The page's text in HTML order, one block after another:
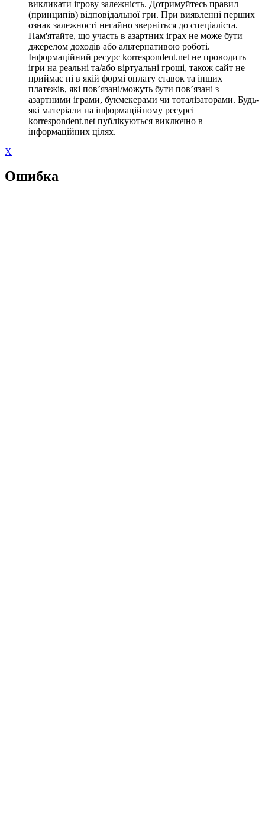
викликати ігрову залежність. Дотримуйтесь правил
(принципів) відповідальної гри. При виявленні перших
ознак залежності негайно зверніться до спеціаліста.
Пам'ятайте, що участь в азартних іграх не може бути
джерелом доходів або альтернативою роботі.
Інформаційний ресурс korrespondent.net не проводить
ігри на реальні та/або віртуальні гроші, також сайт не
приймає ні в якій формі оплату ставок та інших
платежів, які пов’язані/можуть бути пов’язані з
азартними іграми, букмекерами чи тоталізаторами. Будь-
які матеріали на інформаційному ресурсі
korrespondent.net публікуються виключно в
інформаційних цілях.
X
Ошибка